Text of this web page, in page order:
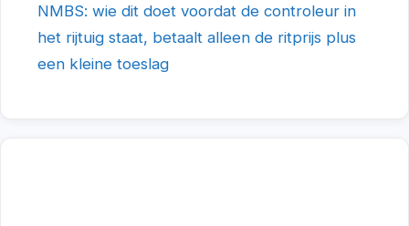
NMBS: wie dit doet voordat de controleur in
het rijtuig staat, betaalt alleen de ritprijs plus
een kleine toeslag